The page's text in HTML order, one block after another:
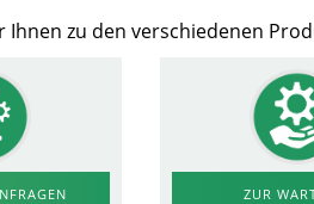
zu den verschiedenen
ZUR